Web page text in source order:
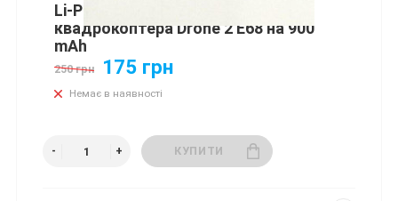
Li-Po акумулятор для
квадрокоптера Drone 2 E68 на 900
mAh
250 грн 175 грн
Немає в наявності
КУПИТИ